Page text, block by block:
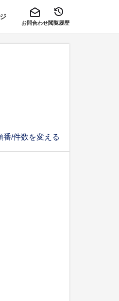
お問合わせ閲覧履歴
番/件数を変える